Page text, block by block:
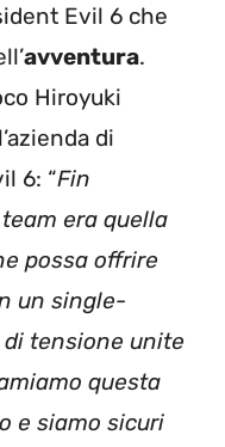
Evil 6 che
avventura.
Hiroyuki
di
6: “Fin
era quella
possa offrire
un single-
tensione unite
questa
e siamo sicuri